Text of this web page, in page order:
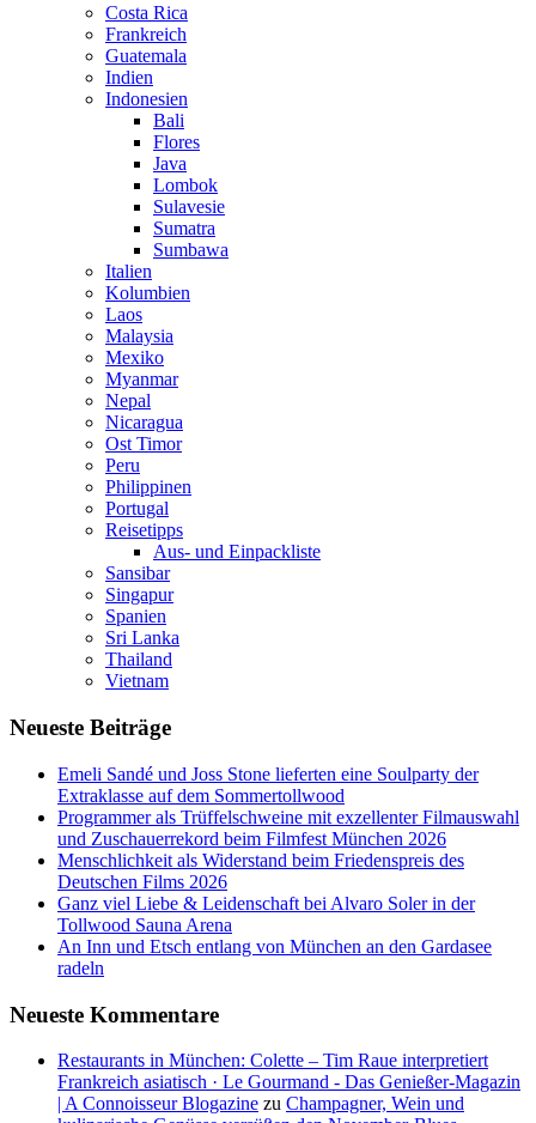
Costa Rica
Frankreich
Guatemala
Indien
Indonesien
Bali
Flores
Java
Lombok
Sulavesie
Sumatra
Sumbawa
Italien
Kolumbien
Laos
Malaysia
Mexiko
Myanmar
Nepal
Nicaragua
Ost Timor
Peru
Philippinen
Portugal
Reisetipps
Aus- und Einpackliste
Sansibar
Singapur
Spanien
Sri Lanka
Thailand
Vietnam
Neueste Beiträge
Emeli Sandé und Joss Stone lieferten eine Soulparty der
Extraklasse auf dem Sommertollwood
Programmer als Trüffelschweine mit exzellenter Filmauswahl
und Zuschauerrekord beim Filmfest München 2026
Menschlichkeit als Widerstand beim Friedenspreis des
Deutschen Films 2026
Ganz viel Liebe & Leidenschaft bei Alvaro Soler in der
Tollwood Sauna Arena
An Inn und Etsch entlang von München an den Gardasee
radeln
Neueste Kommentare
Restaurants in München: Colette – Tim Raue interpretiert
Frankreich asiatisch · Le Gourmand - Das Genießer-Magazin
| A Connoisseur Blogazine zu Champagner, Wein und